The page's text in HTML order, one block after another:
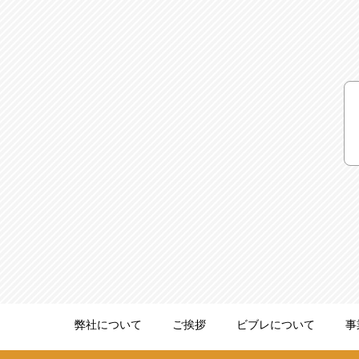
弊社について ご挨拶 ビブレについて 事